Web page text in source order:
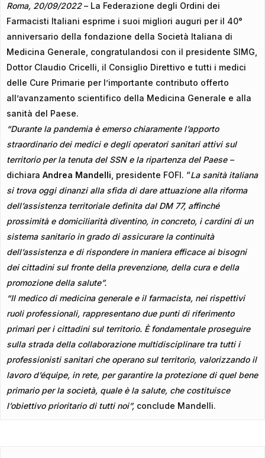
Roma, 20/09/2022– La Federazione degli Ordini dei
Farmacisti Italiani esprime i suoi migliori auguri per il 40°
anniversario della fondazione della Società Italiana di
Medicina Generale, congratulandosi con il presidente SIMG,
Dottor Claudio Cricelli, il Consiglio Direttivo e tutti i medici
delle Cure Primarie per l’importante contributo offerto
all’avanzamento scientifico della Medicina Generale e alla
sanità del Paese.
“Durante la pandemia è emerso chiaramente l’apporto
straordinario dei medici e degli operatori sanitari attivi sul
territorio per la tenuta del SSN e la ripartenza del Paese –
dichiara Andrea Mandelli , presidente FOFI. “La sanità italiana
si trova oggi dinanzi alla sfida di dare attuazione alla riforma
dell’assistenza territoriale definita dal DM 77, affinché
prossimità e domiciliarità diventino, in concreto, i cardini di un
sistema sanitario in grado di assicurare la continuità
dell’assistenza e di rispondere in maniera efficace ai bisogni
dei cittadini sul fronte della prevenzione, della cura e della
promozione della salute”.
“Il medico di medicina generale e il farmacista, nei rispettivi
ruoli professionali, rappresentano due punti di riferimento
primari per i cittadini sul territorio. È fondamentale proseguire
sulla strada della collaborazione multidisciplinare tra tutti i
professionisti sanitari che operano sul territorio, valorizzando il
lavoro d’équipe, in rete, per garantire la protezione di quel bene
primario per la società, quale è la salute, che costituisce
l’obiettivo prioritario di tutti noi”, conclude Mandelli.